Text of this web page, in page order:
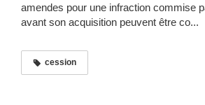
amendes pour une infraction commise
avant son acquisition peuvent être co...
cession